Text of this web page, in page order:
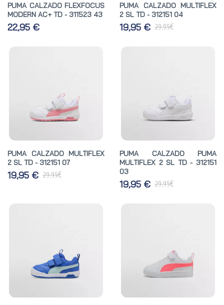
PUMA CALZADO FLEXFOCUS
MODERN AC+ TD - 311523 43
22,95 €
PUMA CALZADO MULTIFLEX
2 SL TD - 312151 04
19,95 € 29,95€
PUMA CALZADO MULTIFLEX
2 SL TD - 312151 07
19,95 € 29,95€
PUMA CALZADO PUMA
MULTIFLEX 2 SL TD - 312151
03
19,95 € 29,95€